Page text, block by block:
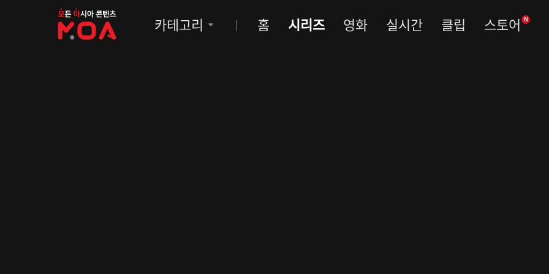
MOA
카테고리 홈 시리즈 영화 실시간 클립 스토어 N